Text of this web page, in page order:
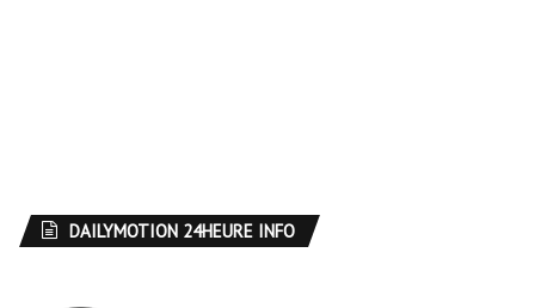
DAILYMOTION 24HEURE INFO